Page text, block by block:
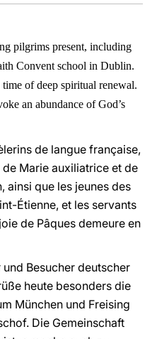
pilgrims present, including
Convent school in Dublin.
of deep spiritual renewal.
an abundance of God’s
de langue française,
Marie auxiliatrice et de
ainsi que les jeunes des
Étienne, et les servants
de Pâques demeure en
Besucher deutscher
heute besonders die
München und Freising
Die Gemeinschaft